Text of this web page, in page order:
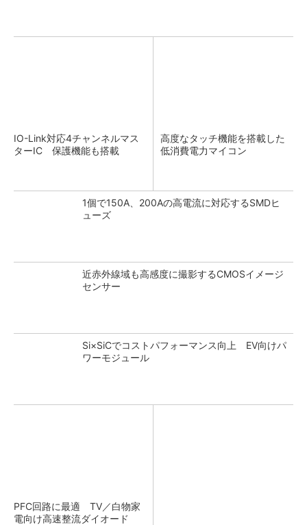
IO-Link対応4チャンネルマス
ターIC 保護機能も搭載
高度なタッチ機能を搭載した
低消費電力マイコン
1個で150A、200Aの高電流に対応するSMDヒ
ューズ
近赤外線域も高感度に撮影するCMOSイメージ
センサー
Si×SiCでコストパフォーマンス向上 EV向けパ
ワーモジュール
PFC回路に最適 TV／白物家
電向け高速整流ダイオード